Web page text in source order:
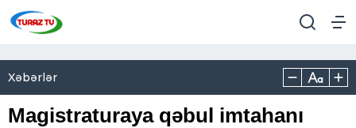
Xəbərlər
Magistraturaya qəbul imtahanı